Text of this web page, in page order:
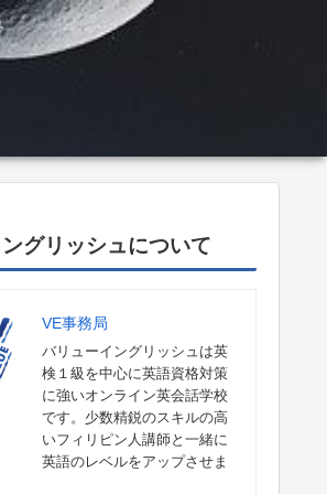
グリッシュについて
VE事務局
バリューイングリッシュは英
検１級を中心に英語資格対策
に強いオンライン英会話学校
です。少数精鋭のスキルの高
いフィリピン人講師と一緒に
英語のレベルをアップさせま